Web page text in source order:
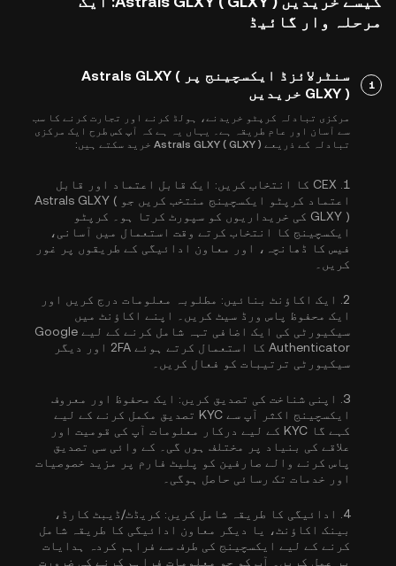
مرحلہ وار گائیڈ
1
سنٹرلائزڈ ایکسچینج پر Astrals GLXY (
GLXY ) خریدیں
مرکزی تبادلہ کرپٹو خریدنے، ہولڈ کرنے اور تجارت کرنے کا سب
سے آسان اور عام طریقہ ہے۔ یہاں یہ ہے کہ آپ کس طرح ایک مرکزی
تبادلہ کے ذریعے Astrals GLXY ( GLXY ) خرید سکتے ہیں:
1. CEX کا انتخاب کریں:
ایک قابل اعتماد اور قابل
اعتماد کرپٹو ایکسچینج منتخب کریں جو Astrals GLXY (
GLXY ) کی خریداریوں کو سپورٹ کرتا ہو۔ کرپٹو
ایکسچینج کا انتخاب کرتے وقت استعمال میں آسانی،
فیس کا ڈھانچہ، اور معاون ادائیگی کے طریقوں پر غور
کریں۔
2. ایک اکاؤنٹ بنائیں: مطلوبہ معلومات درج کریں اور
ایک محفوظ پاس ورڈ سیٹ کریں۔ اپنے اکاؤنٹ میں
سیکیورٹی کی ایک اضافی تہہ شامل کرنے کے لیے Google
Authenticator کا استعمال کرتے ہوئے 2FA
اور دیگر
سیکیورٹی ترتیبات کو فعال کریں۔
3. اپنی شناخت کی تصدیق کریں: ایک محفوظ اور معروف
ایکسچینج اکثر آپ سے
KYC تصدیق مکمل کرنے کے لیے
کہے گا
KYC کے لیے درکار معلومات آپ کی قومیت اور
علاقے کی بنیاد پر مختلف ہوں گی۔ کے وائی سی تصدیق
پاس کرنے والے صارفین کو پلیٹ فارم پر مزید خصوصیات
اور خدمات تک رسائی حاصل ہوگی۔
4. ادائیگی کا طریقہ شامل کریں: کریڈٹ/ڈیبٹ کارڈ،
بینک اکاؤنٹ، یا دیگر معاون ادائیگی کا طریقہ شامل
کرنے کے لیے ایکسچینج کی طرف سے فراہم کردہ ہدایات
پر عمل کریں۔ آپ کو جو معلومات فراہم کرنے کی ضرورت